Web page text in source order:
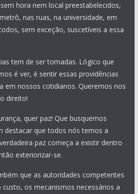
hora nem local preestabelecidos,
nas ruas, na universidade, em
sem exceção, suscetíveis a essa
tem de ser tomadas. Lógico que
é ver, é sentir essas providências
em nossos cotidianos. Queremos nos
direito!
quer paz! Que busquemos
destacar que todos nós temos a
paz começa a existir dentro
exteriorizar-se.
que as autoridades competentes
os mecanismos necessários a